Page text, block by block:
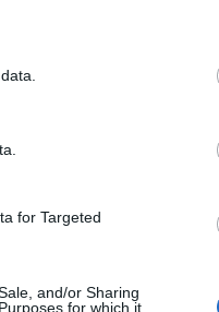
for Targeted
and/or Sharing
for which it